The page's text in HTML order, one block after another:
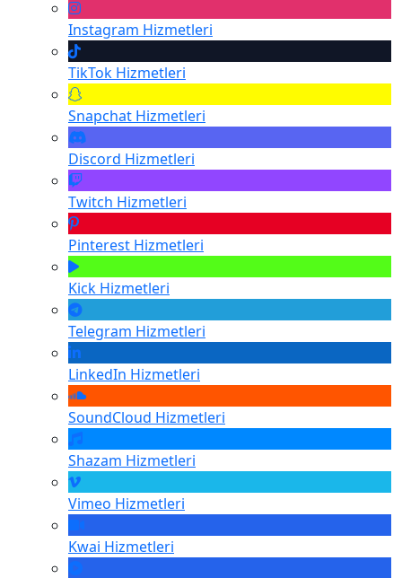
Instagram Hizmetleri
TikTok Hizmetleri
Snapchat Hizmetleri
Discord Hizmetleri
Twitch Hizmetleri
Pinterest Hizmetleri
Kick Hizmetleri
Telegram Hizmetleri
LinkedIn Hizmetleri
SoundCloud Hizmetleri
Shazam Hizmetleri
Vimeo Hizmetleri
Kwai Hizmetleri